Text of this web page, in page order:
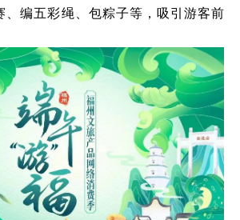
、编五彩绳、包粽子等，吸引游客前